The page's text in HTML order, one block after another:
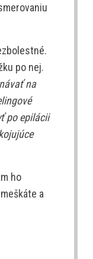
po nej.
na
po epilácii
ho
a